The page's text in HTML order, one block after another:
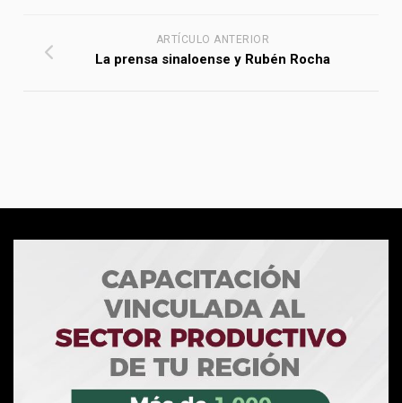
ARTÍCULO ANTERIOR
La prensa sinaloense y Rubén Rocha